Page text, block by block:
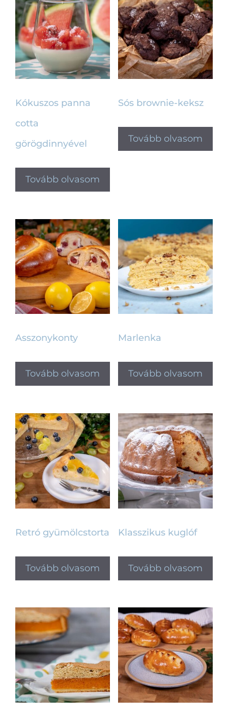
Kókuszos panna
cotta
görögdinnyével
Tovább olvasom
Sós brownie-keksz
Tovább olvasom
Asszonykonty
Tovább olvasom
Marlenka
Tovább olvasom
Retró gyümölcstorta
Tovább olvasom
Klasszikus kuglóf
Tovább olvasom